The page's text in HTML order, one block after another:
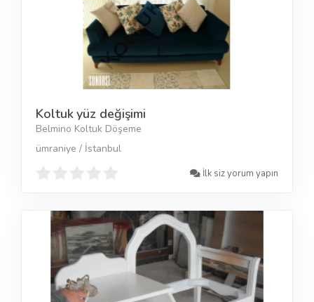
Koltuk yüz değişimi
Belmino Koltuk Döşeme
ümraniye / İstanbul
İlk siz yorum yapın